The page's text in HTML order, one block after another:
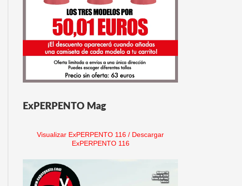
ExPERPENTO Mag
Visualizar ExPERPENTO 116 / Descargar
ExPERPENTO 116